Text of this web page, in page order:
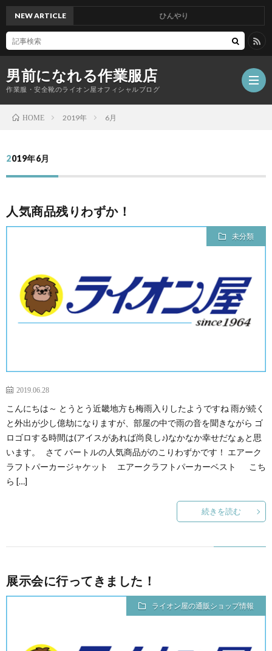
男前になれる作業服店
作業服・安全靴のライオン屋オフィシャルブログ
NEW ARTICLE ひんやり
HOME 2019年 6月
2019年6月
人気商品残りわずか！
未分類
2019.06.28
こんにちは～ とうとう近畿地方も梅雨入りしたようですね 雨が続く
と外出が少し億劫になりますが、部屋の中で雨の音を聞きながら ゴ
ロゴロする時間は(アイスがあれば尚良し♪)なかなか幸せだなぁと思
います。 さて バートルの人気商品がのこりわずかです！ エアーク
ラフトパーカージャケット エアークラフトパーカーベスト こち
ら […]
続きを読む
展示会に行ってきました！
ライオン屋の通販ショップ情報